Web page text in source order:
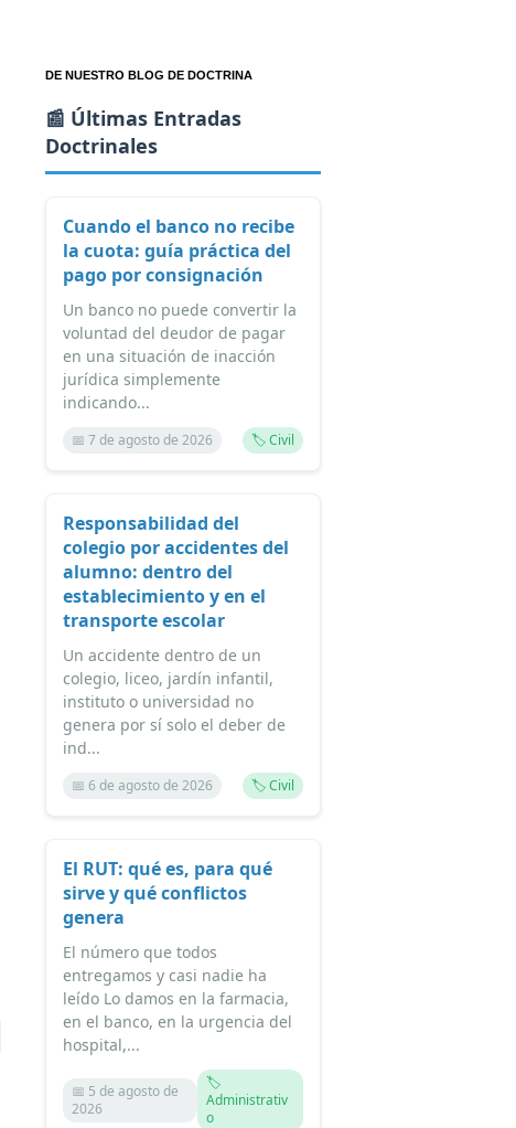
DE NUESTRO BLOG DE DOCTRINA
📰 Últimas Entradas
Doctrinales
Cuando el banco no recibe
la cuota: guía práctica del
pago por consignación
Un banco no puede convertir la
voluntad del deudor de pagar
en una situación de inacción
jurídica simplemente
indicando...
📅 7 de agosto de 2026 🏷️ Civil
Responsabilidad del
colegio por accidentes del
alumno: dentro del
establecimiento y en el
transporte escolar
Un accidente dentro de un
colegio, liceo, jardín infantil,
instituto o universidad no
genera por sí solo el deber de
ind...
📅 6 de agosto de 2026 🏷️ Civil
El RUT: qué es, para qué
sirve y qué conflictos
genera
El número que todos
entregamos y casi nadie ha
leído Lo damos en la farmacia,
en el banco, en la urgencia del
hospital,...
📅 5 de agosto de
2026
🏷️
Administrativ
o